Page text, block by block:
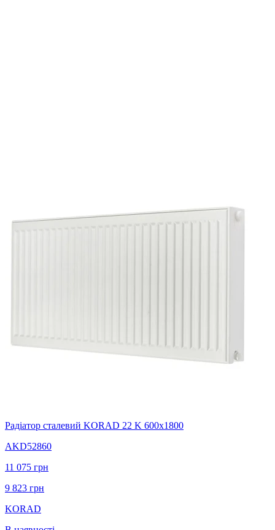
Радіатор сталевий KORAD 22 K 600х1800
AKD52860
11 075 грн
9 823 грн
KORAD